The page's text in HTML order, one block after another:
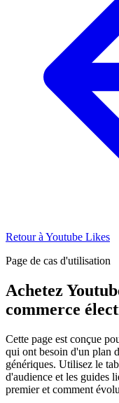
Retour à Youtube Likes
Page de cas d'utilisation
Achetez
commerce
Cette page est conçue
qui ont besoin d'un plan
génériques. Utilisez le
d'audience et les guides
premier et comment